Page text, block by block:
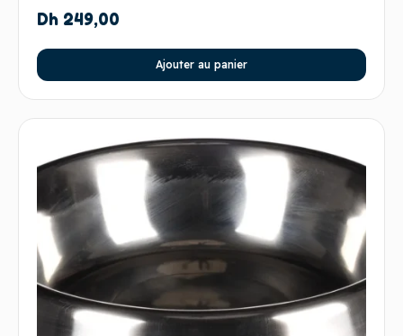
Dh 249,00
Ajouter au panier